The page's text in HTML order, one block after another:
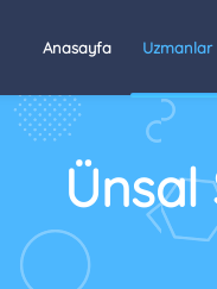
Anasayfa Uzmanlar